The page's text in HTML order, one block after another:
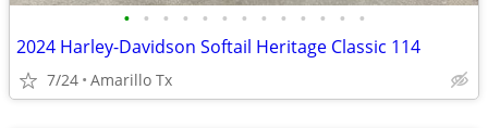
• • • • • • • • • • • • •
2024 Harley-Davidson Softail Heritage Classic 114
7/24 Amarillo Tx